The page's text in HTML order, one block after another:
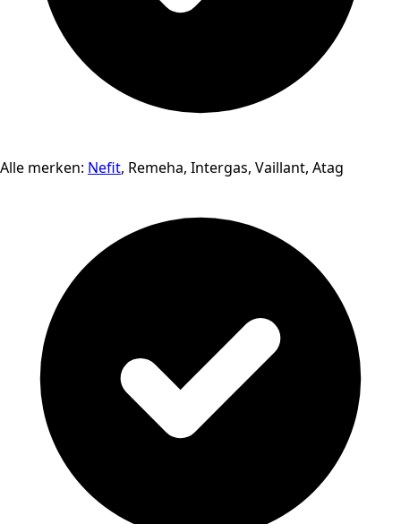
Alle merken: Nefit, Remeha, Intergas, Vaillant, Atag